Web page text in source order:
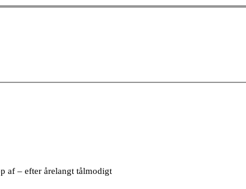
af – efter årelangt tålmodigt